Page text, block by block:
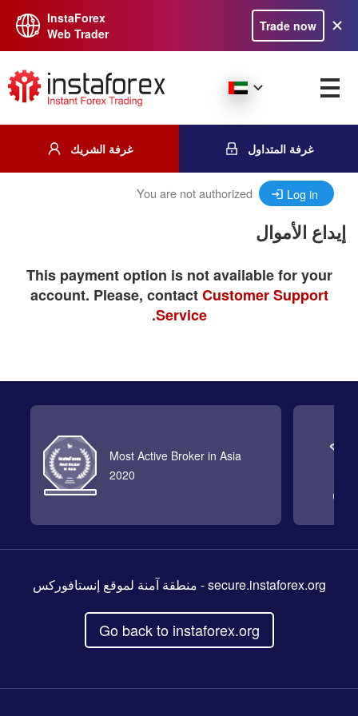
InstaForex
Web Trader
Trade now
غرفة الشريك غرفة المتداول
You are not authorized Log in
إيداع الأموال
This payment option is not available for your
account. Please, contactCustomer Support
Service
.
Most Active Broker in Asia
2020
secure.instaforex.org- منطقة آمنة لموقع إنستافوركس
Go back to instaforex.org